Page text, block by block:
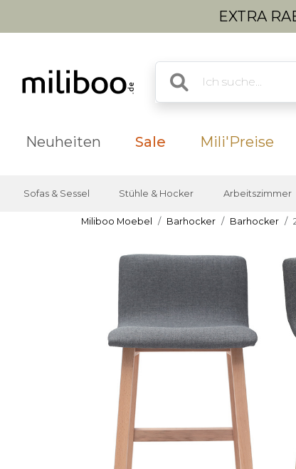
EXTRA
Neuheiten Sale Mili'Preise
Sofas & Sessel Stühle & Hocker Arbeitszimmer
Miliboo Moebel Barhocker Barhocker